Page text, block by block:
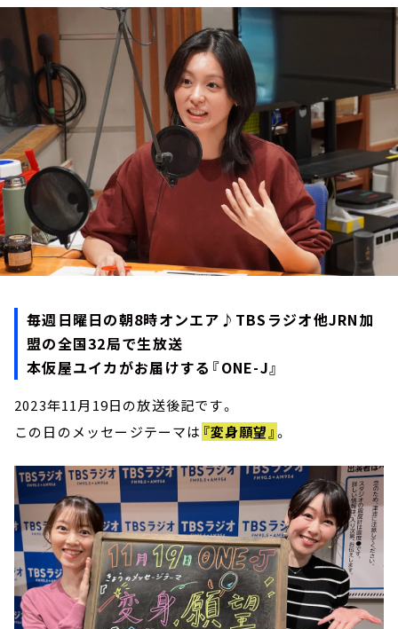
イベント・グッズ
YouTube
会社情報
毎週日曜日の朝8時オンエア♪TBSラジオ他JRN加
盟の全国32局で生放送
本仮屋ユイカがお届けする『ONE-J』
2023年11月19日の放送後記です。
この日のメッセージテーマは 『変身願望』。